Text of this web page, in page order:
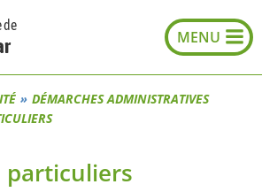
de
DÉMARCHES ADMINISTRATIVES
particuliers